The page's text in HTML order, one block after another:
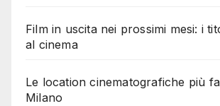
Film in uscita nei prossimi mesi: i
al cinema
Le location cinematografiche più
Milano